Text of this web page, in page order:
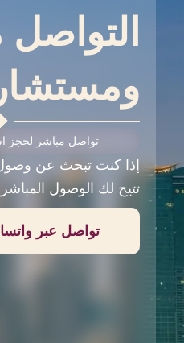
تواصل مباشر لحجز
إذا كنت تبحث عن
تتيح لك الوصول
تواصل عبر